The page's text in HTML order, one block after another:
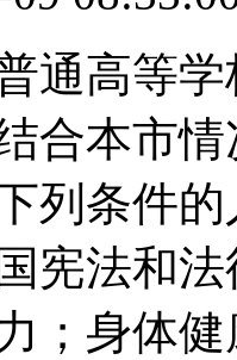
通高等
合本市
列条件
宪法和
；身体